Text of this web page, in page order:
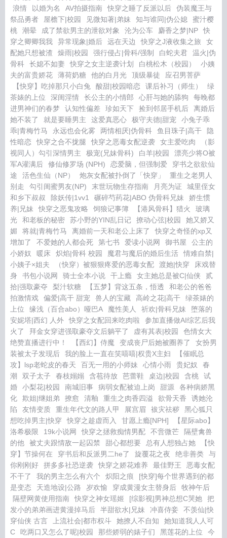
浪情
以婚为名 AV拍摄指南 快穿之睡了反派以后
伪装魔王与
祭品勇者
屋檐下|校园 见微知著|弟妹 知与谁同|伪公媳
蜜汁樱
桃
潮晕 成了禁欲男主的泄欲对象 沦为公车 麝香之梦|NP
快
穿之卿卿我我
异常现象|婚后 远在天边 快穿之J液收集之旅
女
配她只想被渣
燥雨|校园 强行侵占|骨科/强制 白蛇夫君
温火|伪
骨科
长媳不如妻 快穿之女主逆袭计划 白桃松木（校园）
小姨
夫的富贵娇花
薄荷奶糖 他的白月光 顶级暴徒
应召男菩萨
【快穿】吃掉那只小白兔
酸甜|校园暗恋 课后补习（师生）
绿
茶婊的上位
深闺淫情 长公主的小情郎 心肝与她的舔狗
每晚都
进男神们的春梦
认知性偏差 珍如天下 捡到邻居手机后
离婚后
她不装了
就是要睡男主 这爱真恶心 极守夫德|甜宠
小兔子乖
乖|青梅竹马
永远也会化雾 两情相厌|伪骨科 鱼目珠子|高干
隐
性暗恋
快穿之合不拢腿 快穿之恶毒女配逆袭 女主爱吃肉
（影
视同人）勾引深情男主
极宠(兄妹骨科) 白羊|校园
漂亮少将O被
军A灌满后
修仙修罗场 (NPH) 恋爱脑，但强制爱
穿书之欲欲仙
途
活色生仙（NP） 炮灰女配被扑倒了「快穿」
重生之老男人
别走
勾引闺蜜男友(NP) 末世玩物生存指南 月亮为证
城里侄女
和乡下叔叔
除妖传|1vv1 碾碎芍药花|ABO 伪骨科兄妹
娇生惯
养|兄妹
快穿之恶鬼攻略 饲狼记事簿 【港风骨科】猎火
玻璃
光
和老板的秘密 苏小野的YIN乱日记 撩动心弦|校园
她又娇又
媚
将就|青梅竹马 离婚前一天和老公上床了
快穿之奇怪的xp又
增加了
不爱她的人都会死 第七书 爱读小说网 御书屋
公主的
小娇奴
暖床 炽焰|骨科 校园 魔君与魔后的婚后生活
情难自禁|
小姨子×姐夫
（快穿）被狠狠疼爱的恶毒女配 渡她|快穿
床戏替
身
书包小说网 骑士全本小说 干上瘾 女主她总是被C|仙侠
贰
拾|强取豪夺
梨汁软糖 【五梦】背这五条，悟透
和老公的爸爸
拍激情戏
偏爱|高干 甜宠 兽人的宝藏 高岭之花|高干
绿茶婊的
上位
缘浅（百合abo）哑巴A 魔性美人 祈欢|骨科兄妹
堕落的
安妮塔|西幻 人外
快穿之女配回来吃肉啦
参加直播做AI综艺后我
火了
拜金女穿进强取豪夺文后躺平了 虚有其表|校园
色情女大
绝赞直播进行中！
【西幻】侍魔 变成丧尸后她被圈养了
女扮男
装被太子发现后
我的脸上一直在笑嘻嘻|权贵X主妇
【催眠总
攻】lsp老蛇皮的春天
百无一用的小师妹 心情小雨 贵妃奴
春
潮
双子太子 春枝嫋嫋 含苞待放 芭蕾鞋 桌边|校园 含桃
试
婚
小梨花|校园 南城旧事 病弱女配被迫上岗 甜源
各种病娇黑
化
欺姐|继姐弟 撩愈 清釉 重生之肉香四溢 欲骨天香
诱她沦
陷
友情变质 重生年代文的路人甲 展宫眉 袚灾祛秽
黑心狐只
想吃掉男主|快穿
快穿之趁虚而入 甘愿上瘾[NPH]
【星际abo】
洛希极限
19k小说网 快穿之拯救痴情男配 不啻微芒
隔壁禽兽
的他
被丈夫跟情敌一起囚禁 甜心都想要 总有人想独占她
【快
穿】节操何在
穿书后和反派男二he了 旋覆花之夜 绝非善类
与
你刚刚好
拼多多社恐逆袭 快穿之娇花难养 最佳野王
恶毒女配
不干了
我的男主怎么有六个 炽阳之痕
[快穿]每个世界遇到的都
是变态
天造地设|公路 岁欢愉 穿成黄漫女主替身后
牧神午后
隔壁网黄使用指南
快穿之神女瑶姬 [综影视]男神总想C哭她
把
发小的弟弟画进黄漫掉马后
半甜欲水|兄妹 冲喜侍妾
不羡仙|快
穿仙侠 古言
上流社会|都市权斗 她撩人不自知
她知道我人人可
C
吃两口又怎么了呢|校园 那些娇弱的婊子们 黑莲花的上位 今